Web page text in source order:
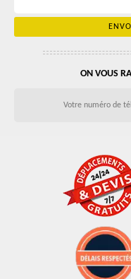
ON VOUS